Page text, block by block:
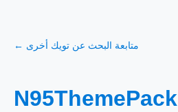
← متابعة البحث عن تويك أخرى
N95ThemePack